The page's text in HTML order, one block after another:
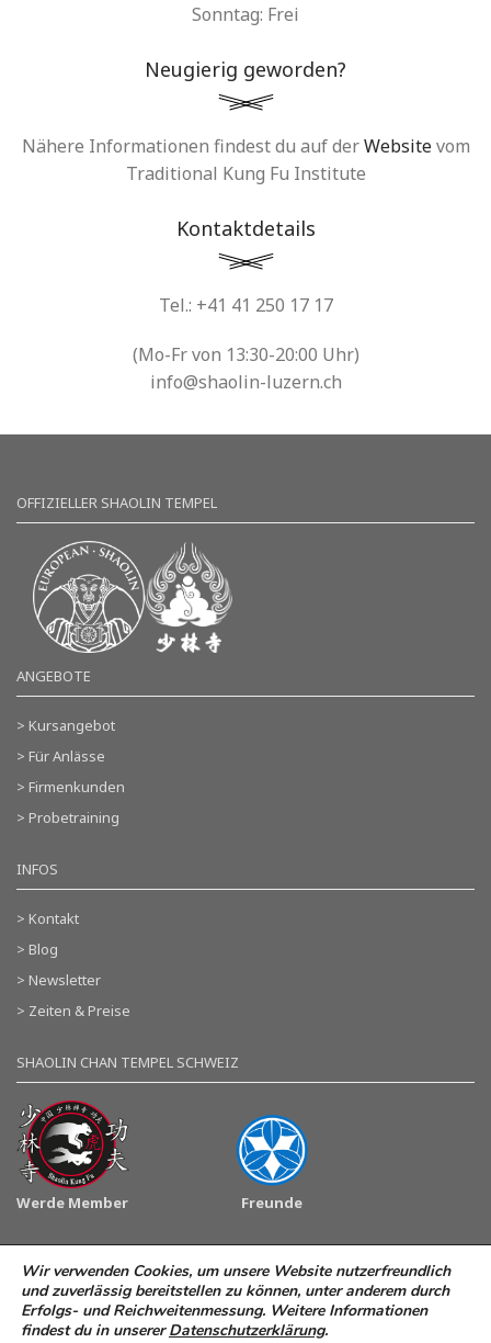
Sonntag: Frei
Neugierig geworden?
Nähere Informationen findest du auf derWebsitevom
Traditional Kung Fu Institute
Kontaktdetails
Tel.: +41 41 250 17 17
(Mo-Fr von 13:30-20:00 Uhr)
info@shaolin-luzern.ch
OFFIZIELLER SHAOLIN TEMPEL
ANGEBOTE
> Kursangebot
> Für Anlässe
> Firmenkunden
> Probetraining
INFOS
> Kontakt
> Blog
> Newsletter
> Zeiten & Preise
SHAOLIN CHAN TEMPEL SCHWEIZ
Werde Member Freunde
© 2026 Shaolin Kultur Institut AG. All rights reserved.Impressum
Datenschutzerklärung
Wir verwenden Cookies, um unsere Website nutzerfreundlich
und zuverlässig bereitstellen zu können, unter anderem durch
Erfolgs- und Reichweitenmessung. Weitere Informationen
findest du in unserer Datenschutzerklärung.